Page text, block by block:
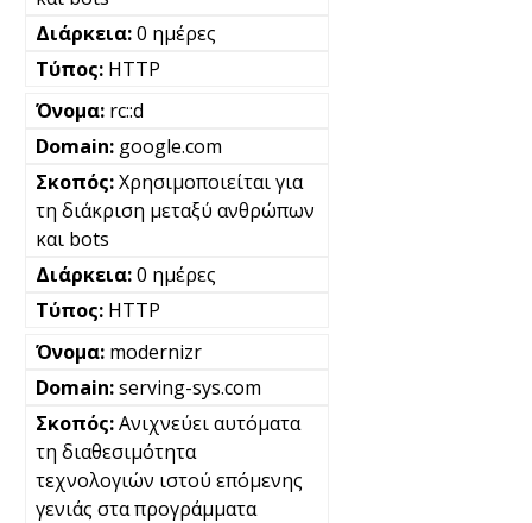
0 ημέρες
HTTP
rc::d
google.com
Χρησιμοποιείται για
τη διάκριση μεταξύ ανθρώπων
και bots
0 ημέρες
HTTP
modernizr
serving-sys.com
Ανιχνεύει αυτόματα
τη διαθεσιμότητα
τεχνολογιών ιστού επόμενης
γενιάς στα προγράμματα